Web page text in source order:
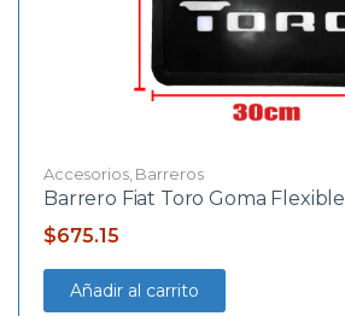
Accesorios, Barreros
Barrero Fiat Toro Goma Flexible
$675.15
Añadir al carrito